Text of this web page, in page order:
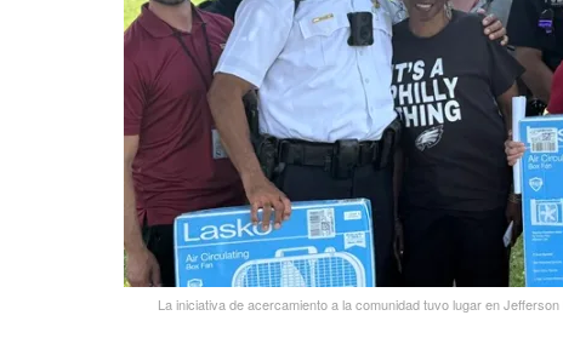
La iniciativa de acercamiento a la comunidad tuvo lugar en